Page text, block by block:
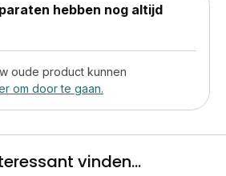
hebben nog altijd
oude product kunnen
om door te gaan.
vinden...